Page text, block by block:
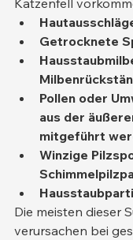
Katzenfell
Getrocknete
Pollen oder
aus der
mitgeführt
Winzige
Die meisten dieser
verursachen bei